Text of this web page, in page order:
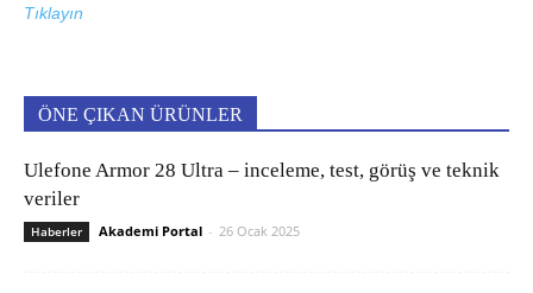
Tıklayın
ÖNE ÇIKAN ÜRÜNLER
Ulefone Armor 28 Ultra – inceleme, test, görüş ve teknik
veriler
Haberler Akademi Portal - 26 Ocak 2025